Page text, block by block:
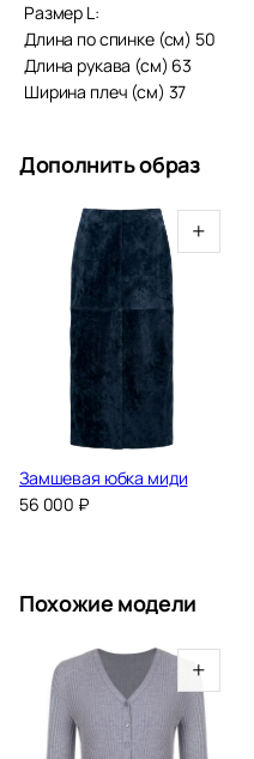
Размер L:
Длина по спинке (см) 50
Длина рукава (см) 63
Ширина плеч (см) 37
Дополнить образ
+
Замшевая юбка миди
56 000 ₽
Похожие модели
+